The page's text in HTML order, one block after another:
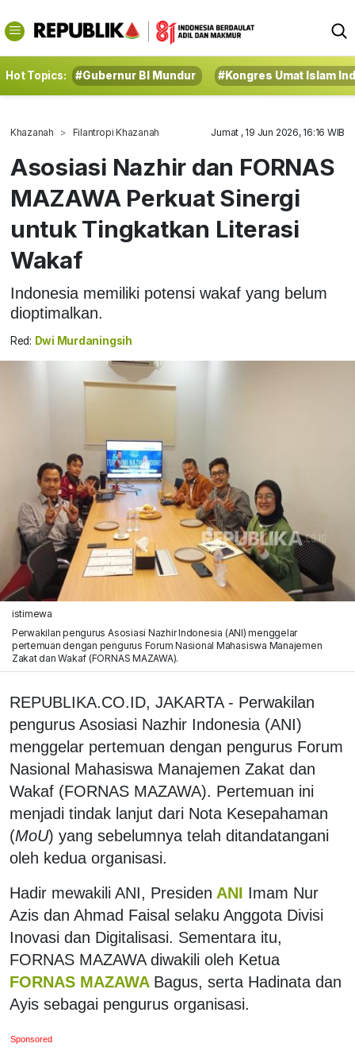
Hot Topics: #Gubernur BI Mundur #Kongres Umat Islam
Khazanah Filantropi Khazanah Jumat , 19 Jun 2026, 16:16 WIB
Asosiasi Nazhir dan FORNAS
MAZAWA Perkuat Sinergi
untuk Tingkatkan Literasi
Wakaf
Indonesia memiliki potensi wakaf yang belum
dioptimalkan.
Red: Dwi Murdaningsih
istimewa
Perwakilan pengurus Asosiasi Nazhir Indonesia (ANI) menggelar
pertemuan dengan pengurus Forum Nasional Mahasiswa Manajemen
Zakat dan Wakaf (FORNAS MAZAWA).
REPUBLIKA.CO.ID, JAKARTA - Perwakilan
pengurus Asosiasi Nazhir Indonesia (ANI)
menggelar pertemuan dengan pengurus Forum
Nasional Mahasiswa Manajemen Zakat dan
Wakaf (FORNAS MAZAWA). Pertemuan ini
menjadi tindak lanjut dari Nota Kesepahaman
(MoU) yang sebelumnya telah ditandatangani
oleh kedua organisasi.
Hadir mewakili ANI, Presiden ANI Imam Nur
Azis dan Ahmad Faisal selaku Anggota Divisi
Inovasi dan Digitalisasi. Sementara itu,
FORNAS MAZAWA diwakili oleh Ketua
FORNAS MAZAWA Bagus, serta Hadinata dan
Ayis sebagai pengurus organisasi.
Sponsored